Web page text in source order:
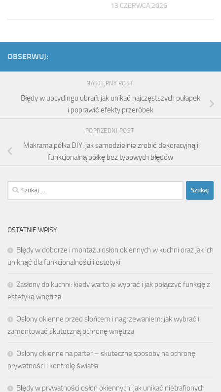
13 CZERWCA 2026
OBSERWUJ:
NASTĘPNY POST
Błędy w upcyclingu ubrań: jak unikać najczęstszych pułapek
i poprawić efekty przeróbek
POPRZEDNI POST
Makrama półka DIY: jak samodzielnie zrobić dekoracyjną i
funkcjonalną półkę bez typowych błędów
Szukaj:
OSTATNIE WPISY
Błędy w doborze i montażu osłon okiennych w kuchni oraz jak ich
uniknąć dla funkcjonalności i estetyki
Zasłony do kuchni: kiedy warto je wybrać i jak połączyć funkcję z
estetyką wnętrza
Osłony okienne przed słońcem i nagrzewaniem: jak wybrać i
zamontować skuteczną ochronę wnętrza
Osłony okienne na parter – skuteczne sposoby na ochronę
prywatności i kontrolę światła
Błędy w prywatności osłon okiennych: jak unikać nietrafionych